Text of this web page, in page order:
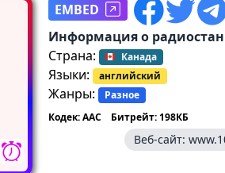
EMBED
Информация о
Страна:
Канада
Языки: английский
Жанры:
Разное
Кодек: AAC
Битрейт: 198КБ
Веб-сайт: